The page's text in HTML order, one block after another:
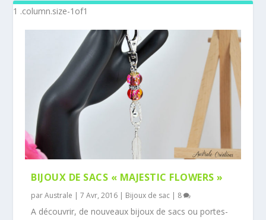
BIJOUX DE SACS « MAJESTIC FLOWERS »
parAustrale |7 Avr, 2016 | Bijoux de sac | 8
A découvrir, de nouveaux bijoux de sacs ou portes-